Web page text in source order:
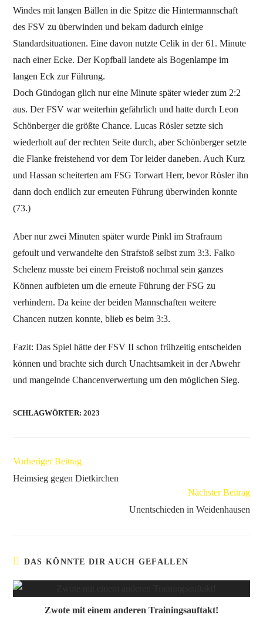
Windes mit langen Bällen in die Spitze die Hintermannschaft
des FSV zu überwinden und bekam dadurch einige
Standardsituationen. Eine davon nutzte Celik in der 61. Minute
nach einer Ecke. Der Kopfball landete als Bogenlampe im
langen Eck zur Führung.
Doch Gündogan glich nur eine Minute später wieder zum 2:2
aus. Der FSV war weiterhin gefährlich und hatte durch Leon
Schönberger die größte Chance. Lucas Rösler setzte sich
wiederholt auf der rechten Seite durch, aber Schönberger setzte
die Flanke freistehend vor dem Tor leider daneben. Auch Kurz
und Hassan scheiterten am FSG Torwart Herr, bevor Rösler ihn
dann doch endlich zur erneuten Führung überwinden konnte
(73.)
Aber nur zwei Minuten später wurde Pinkl im Strafraum
gefoult und verwandelte den Strafstoß selbst zum 3:3. Falko
Schelenz musste bei einem Freistoß nochmal sein ganzes
Können aufbieten um die erneute Führung der FSG zu
verhindern. Da keine der beiden Mannschaften weitere
Chancen nutzen konnte, blieb es beim 3:3.
Fazit: Das Spiel hätte der FSV II schon frühzeitig entscheiden
können und brachte sich durch Unachtsamkeit in der Abwehr
und mangelnde Chancenverwertung um den möglichen Sieg.
SCHLAGWÖRTER:2023
Vorheriger Beitrag
Heimsieg gegen Dietkirchen
Nächster Beitrag
Unentschieden in Weidenhausen
DAS KÖNNTE DIR AUCH GEFALLEN
Zwote mit einem anderen Trainingsauftakt!